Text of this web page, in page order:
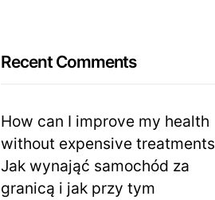
Recent Comments
How can I improve my health
without expensive treatments
Jak wynająć samochód za
granicą i jak przy tym